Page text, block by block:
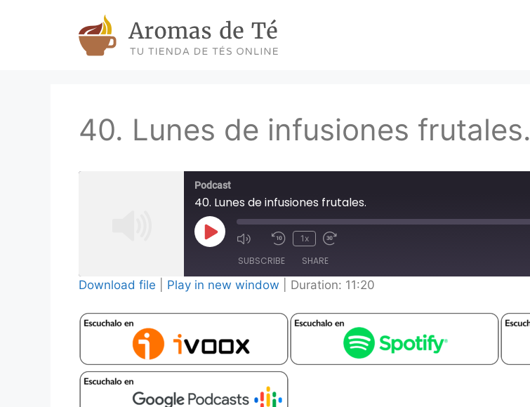
40. Lunes de infusiones frutales.
Podcast
40. Lunes de infusiones frutales.
Play
Episode
1x
SUBSCRIBE SHARE
RSS FEED
EMBED
Download file Play in new window Duration: 11:20